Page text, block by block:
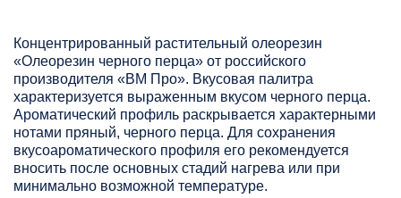
Концентрированный растительный олеорезин
«Олеорезин черного перца» от российского
производителя «ВМ Про». Вкусовая палитра
характеризуется выраженным вкусом черного перца.
Ароматический профиль раскрывается характерными
нотами пряный, черного перца. Для сохранения
вкусоароматического профиля его рекомендуется
вносить после основных стадий нагрева или при
минимально возможной температуре.